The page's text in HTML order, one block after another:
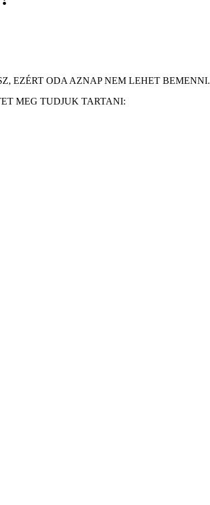
EZÉRT ODA AZNAP NEM LEHET BEMENNI.
MEG TUDJUK TARTANI: